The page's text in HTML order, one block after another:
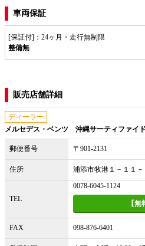
車両保証
[保証付]：24ヶ月・走行無制限
整備無
販売店舗詳細
ディーラー
メルセデス・ベンツ 沖縄サーティファイ
郵便番号 〒901-2131
住所 浦添市牧港１－１１－
TEL
0078-6045-1124
【
FAX 098-876-6401